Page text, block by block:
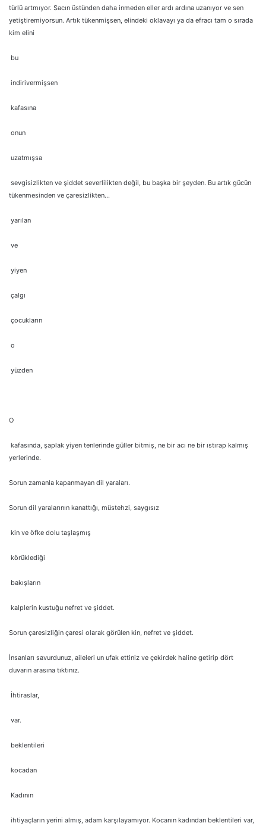
türlü artmıyor. Sacın üstünden daha inmeden eller ardı ardına uzanıyor ve sen
yetiştiremiyorsun. Artık tükenmişsen, elindeki oklavayı ya da efracı tam o sırada
kim elini
bu
indirivermişsen
kafasına
onun
uzatmışsa
sevgisizlikten ve şiddet severlilikten değil, bu başka bir şeyden. Bu artık gücün
tükenmesinden ve çaresizlikten…
yarılan
ve
yiyen
çalgı
çocukların
o
yüzden
O
kafasında, şaplak yiyen tenlerinde güller bitmiş, ne bir acı ne bir ıstırap kalmış
yerlerinde.
Sorun zamanla kapanmayan dil yaraları.
Sorun dil yaralarının kanattığı, müstehzi, saygısız
kin ve öfke dolu taşlaşmış
körüklediği
bakışların
kalplerin kustuğu nefret ve şiddet.
Sorun çaresizliğin çaresi olarak görülen kin, nefret ve şiddet.
İnsanları savurdunuz, aileleri un ufak ettiniz ve çekirdek haline getirip dört
duvarın arasına tıktınız.
İhtiraslar,
var.
beklentileri
kocadan
Kadının
ihtiyaçların yerini almış, adam karşılayamıyor. Kocanın kadından beklentileri var,